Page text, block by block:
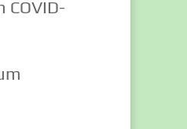
COVID-